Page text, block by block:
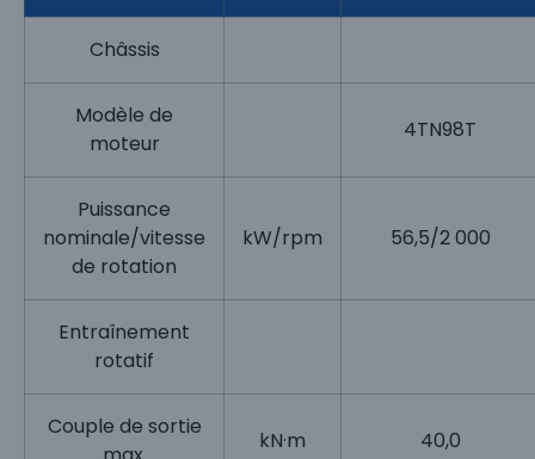
Châssis
Modèle de
moteur
4TN98T
Puissance
nominale/vitesse
de rotation
kW/rpm 56,5/2 000
Entraînement
rotatif
Couple de sortie
kN·m 40,0